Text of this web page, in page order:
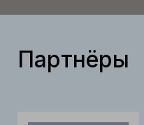
Партнёры